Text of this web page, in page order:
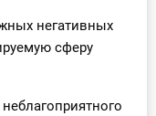
негативных
сферу